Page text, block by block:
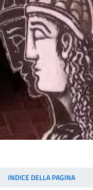
INDICE DELLA PAGINA